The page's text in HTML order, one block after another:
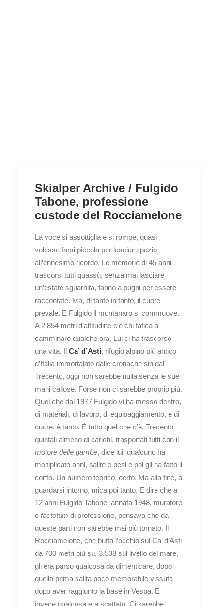
Skialper Archive / Fulgido
Tabone, professione
custode del Rocciamelone
La voce si assottiglia e si rompe, quasi
volesse farsi piccola per lasciar spazio
all’ennesimo ricordo. Le memorie di 45 anni
trascorsi tutti quassù, senza mai lasciare
un’estate sguarnita, fanno a pugni per essere
raccontate. Ma, di tanto in tanto, il cuore
prevale. E Fulgido il montanaro si commuove.
A 2.854 metri d’altitudine c’è chi fatica a
camminare qualche ora. Lui ci ha trascorso
una vita. Il Ca’ d’Asti, rifugio alpino più antico
d’Italia immortalato dalle cronache sin dal
Trecento, oggi non sarebbe nulla senza le sue
mani callose. Forse non ci sarebbe proprio più.
Quel che dal 1977 Fulgido vi ha messo dentro,
di materiali, di lavoro, di equipaggiamento, e di
cuore, è tanto. È tutto quel che c’è. Trecento
quintali almeno di carichi, trasportati tutti con il
motore delle gambe, dice lui: qualcuno ha
moltiplicato anni, salite e pesi e poi gli ha fatto il
conto. Un numero teorico, certo. Ma alla fine, a
guardarsi intorno, mica poi tanto. E dire che a
12 anni Fulgido Tabone, annata 1948, muratore
e factotum di professione, pensava che da
queste parti non sarebbe mai più tornato. Il
Rocciamelone, che butta l’occhio sul Ca’ d’Asti
da 700 metri più su, 3.538 sul livello del mare,
gli era parso qualcosa da dimenticare, dopo
quella prima salita poco memorabile vissuta
dopo aver raggiunto la base in Vespa. E
invece qualcosa era scattato. Ci sarebbe